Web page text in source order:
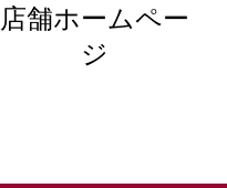
店舗ホームペー
ジ